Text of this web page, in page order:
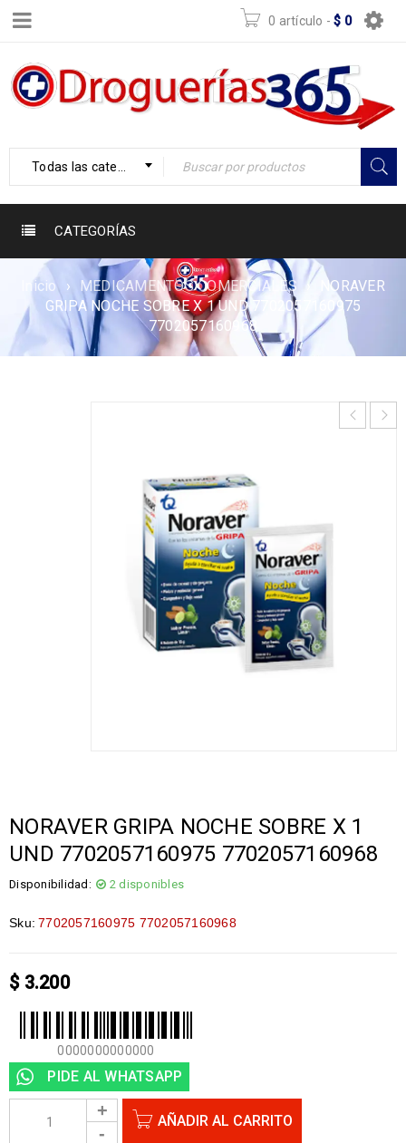
0 artículo - $ 0
Todas las categorías
CATEGORÍAS
Inicio › MEDICAMENTOS COMERCIALES ›
NORAVER
GRIPA NOCHE SOBRE X 1 UND 7702057160975
7702057160968
NORAVER GRIPA NOCHE SOBRE X 1
UND 7702057160975 7702057160968
Disponibilidad: 2 disponibles
Sku: 7702057160975 7702057160968
$3.200
0000000000000
PIDE AL WHATSAPP
AÑADIR AL CARRITO